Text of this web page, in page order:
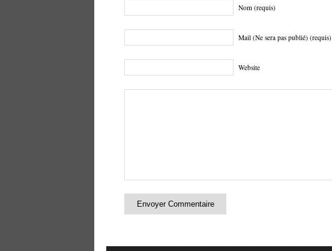
Nom (requis)
Mail (Ne sera pas publié) (requis)
Website